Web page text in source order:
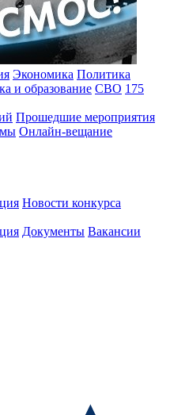
Экономика Политика
и образование СВО 175
Прошедшие мероприятия
Онлайн-вещание
Новости конкурса
Документы Вакансии